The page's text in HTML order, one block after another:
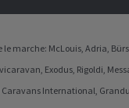
marche: McLouis, Adria,
Exodus, Rigoldi,
Caravans International,